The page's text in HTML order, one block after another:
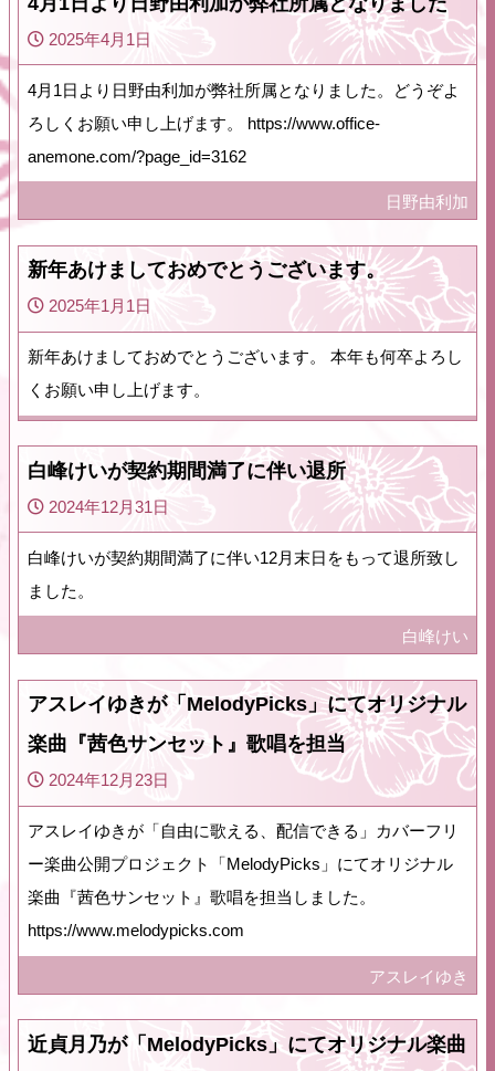
2025年4月1日
4月1日より日野由利加が弊社所属となりました。どうぞよ
ろしくお願い申し上げます。 https://www.office-
anemone.com/?page_id=3162
日野由利加
新年あけましておめでとうございます。
2025年1月1日
新年あけましておめでとうございます。 本年も何卒よろし
くお願い申し上げます。
白峰けいが契約期間満了に伴い退所
2024年12月31日
白峰けいが契約期間満了に伴い12月末日をもって退所致し
ました。
白峰けい
アスレイゆきが「MelodyPicks」にてオリジナル
楽曲『茜色サンセット』歌唱を担当
2024年12月23日
アスレイゆきが「自由に歌える、配信できる」カバーフリ
ー楽曲公開プロジェクト「MelodyPicks」にてオリジナル
楽曲『茜色サンセット』歌唱を担当しました。
https://www.melodypicks.com
アスレイゆき
近貞月乃が「MelodyPicks」にてオリジナル楽曲